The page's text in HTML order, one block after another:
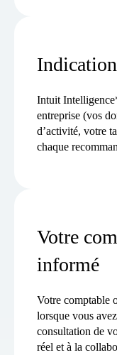
Intuit
entreprise (vos
d’activité, votre
chaque
Votre
informé
Votre comptable
lorsque vous
consultation de
réel et à la